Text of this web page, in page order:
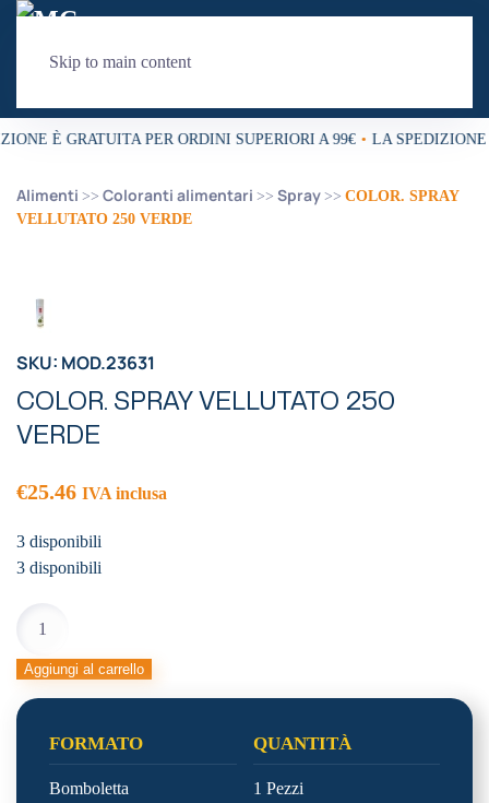
Skip to main content
È GRATUITA PER ORDINI SUPERIORI A 99€ • LA SPEDIZIONE
Alimenti Coloranti alimentari Spray
COLOR. SPRAY
VELLUTATO 250 VERDE
SKU: MOD.23631
COLOR. SPRAY VELLUTATO 250
VERDE
€25.46 IVA inclusa
3 disponibili
3 disponibili
SPRAY
VELLUTATO
VERDE
quantità
Aggiungi al carrello
FORMATO
Bomboletta
QUANTITÀ
1 Pezzi